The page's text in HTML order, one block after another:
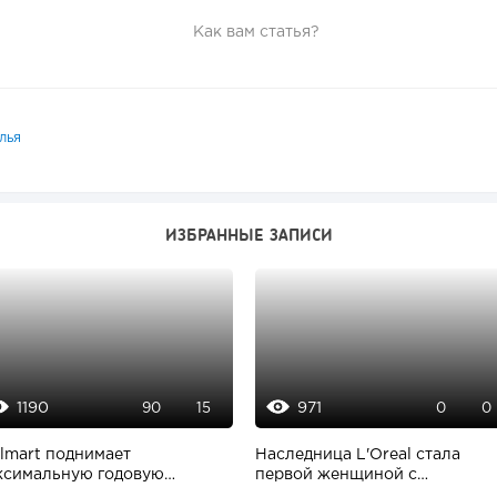
Как вам статья?
ИЗБРАННЫЕ ЗАПИСИ
1190 90 15
поднимает
годовую
971 0 0
Наследница L'Oreal стала
первой женщиной с